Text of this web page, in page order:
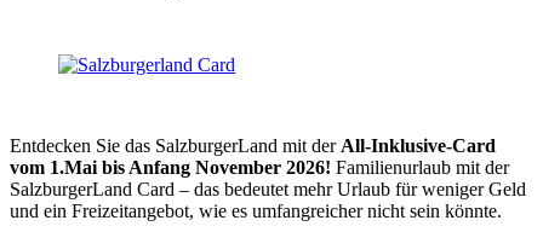
Entdecken Sie das SalzburgerLand mit der All-Inklusive-Card
vom 1.Mai bis Anfang November 2026! Familienurlaub mit der
SalzburgerLand Card – das bedeutet mehr Urlaub für weniger Geld
und ein Freizeitangebot, wie es umfangreicher nicht sein könnte.